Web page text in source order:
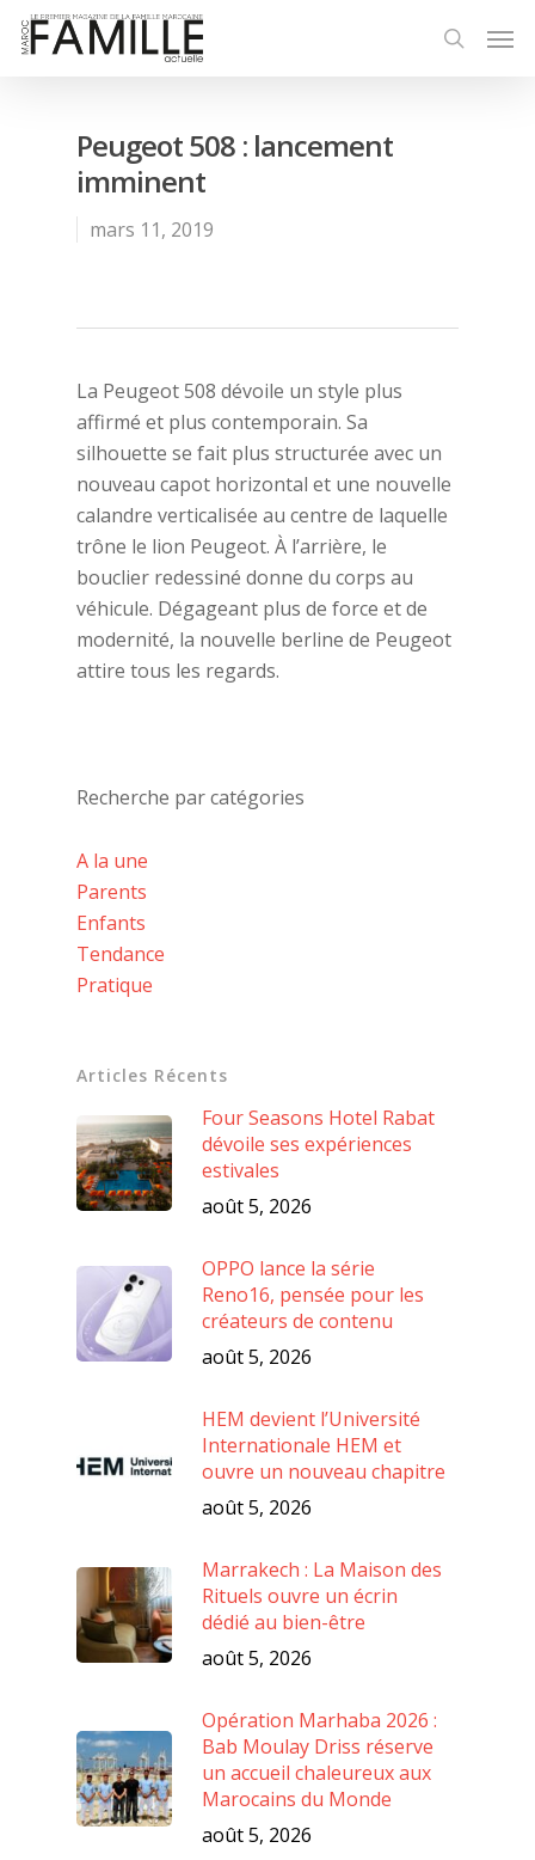
Peugeot 508 : lancement
imminent
mars 11, 2019
La Peugeot 508 dévoile un style plus
affirmé et plus contemporain. Sa
silhouette se fait plus structurée avec un
nouveau capot horizontal et une nouvelle
calandre verticalisée au centre de laquelle
trône le lion Peugeot. À l’arrière, le
bouclier redessiné donne du corps au
véhicule. Dégageant plus de force et de
modernité, la nouvelle berline de Peugeot
attire tous les regards.
Recherche par catégories
A la une
Parents
Enfants
Tendance
Pratique
Articles Récents
Four Seasons Hotel Rabat
dévoile ses expériences
estivales
août 5, 2026
OPPO lance la série
Reno16, pensée pour les
créateurs de contenu
août 5, 2026
HEM devient l’Université
Internationale HEM et
ouvre un nouveau chapitre
août 5, 2026
Marrakech : La Maison des
Rituels ouvre un écrin
dédié au bien-être
août 5, 2026
Opération Marhaba 2026 :
Bab Moulay Driss réserve
un accueil chaleureux aux
Marocains du Monde
août 5, 2026